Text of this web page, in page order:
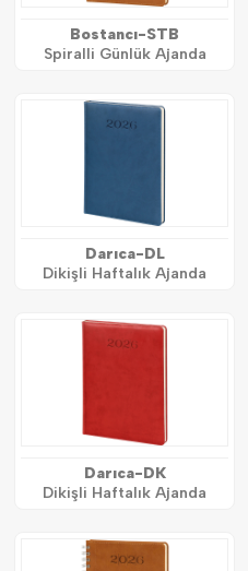
Bostancı-STB
Spiralli Günlük Ajanda
Darıca-DL
Dikişli Haftalık Ajanda
Darıca-DK
Dikişli Haftalık Ajanda